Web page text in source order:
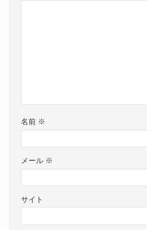
不知火鈴香さんは18歳ですでに第
と思われます。
不知火鈴香さんの年齢が50歳とい
と、
名前 ※
メール ※
サイト